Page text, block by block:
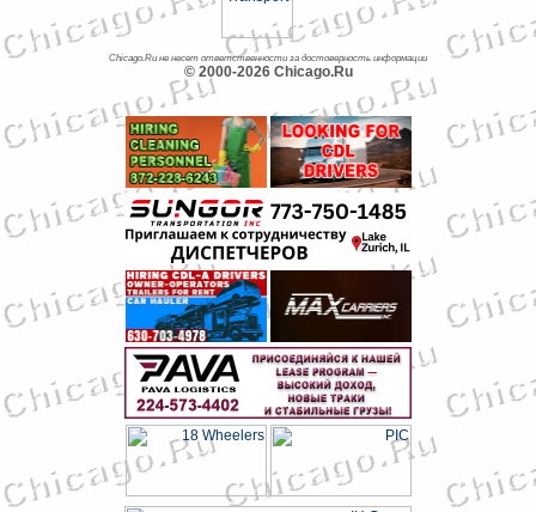
Chicago.Ru не несет ответственности за достоверность информации
© 2000-2026 Chicago.Ru